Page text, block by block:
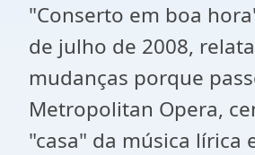
"Conserto em boa
de julho de 2008,
mudanças porque
Metropolitan Opera,
"casa" da música lírica